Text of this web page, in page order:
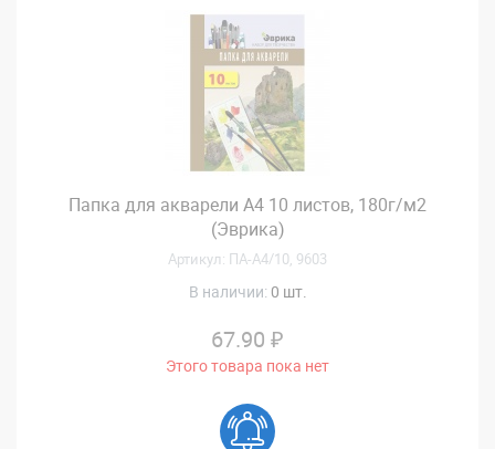
Папка для акварели А4 10 листов, 180г/м2
(Эврика)
Артикул: ПА-А4/10, 9603
В наличии: 0 шт.
67.90 ₽
Этого товара пока нет